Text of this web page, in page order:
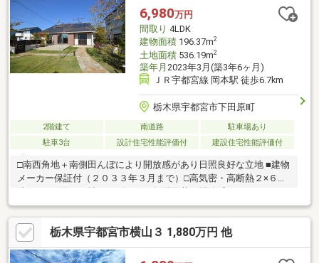
クリーニング他「お客様への３の約束」2年間保証があるので安
心！誠実敏速に対応いたします※価格には消費税、リフォーム費
用を含みます。
6,980万円
間取り 4LDK
建物面積196.37m2
土地面積536.19m2
築年月 2023年3月(築3年6ヶ月)
ＪＲ宇都宮線 岡本駅 徒歩6.7km
栃木県宇都宮市下田原町
2階建て 南道路
駐車場あり
駐車3台
設計住宅性能評価付 建設住宅性能評価付
□南西角地＋南側田んぼにより開放感があり日照良好な立地 ■建物
メーカー保証付（２０３３年３月まで）□高気密・高断熱２×６工
階天井高２，６２６ 、２階天井高２，４００ □充実の住宅設備
【展示場仕様】 全館空調・太陽光発電７．１１２ｋｗ設置・キッ
チン（ＹＡＪＩＭＡ） 食洗機（Ｍｉｅｌｅ）・洗濯機（Ｍｉｅｌ
ｅ）・乾燥機（Ｍｉｅｌｅ） システムバス１．２５坪（ＴＯＴ
Ｏ：シンラ） クルマｄｅ給電用システム・ガレージ・カーポート
栃木県宇都宮市横山３ 1,880万円 他